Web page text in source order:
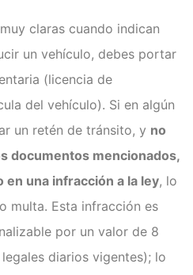
claras cuando indican
un vehículo, debes portar
(licencia de
del vehículo). Si en algún
un retén de tránsito, y no
documentos mencionados,
una infracción a la ley, lo
multa. Esta infracción es
por un valor de 8
diarios vigentes); lo